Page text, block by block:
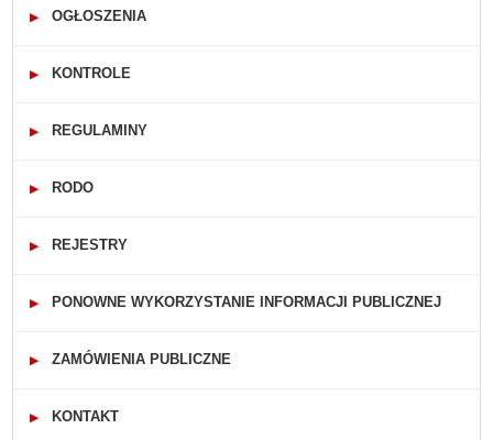
▶ OGŁOSZENIA
▶ KONTROLE
▶ REGULAMINY
▶ RODO
▶ REJESTRY
▶ PONOWNE WYKORZYSTANIE INFORMACJI PUBLICZNEJ
▶ ZAMÓWIENIA PUBLICZNE
▶ KONTAKT